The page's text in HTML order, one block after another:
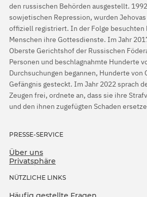
den russischen Behörden ausgestellt.
sowjetischen Repression, wurden Jehovas
offiziell registriert. In der Folge besuchten
Menschen ihre Gottesdienste. Im Jahr
Oberste Gerichtshof der Russischen
Personen und beschlagnahmte Hunderte
Durchsuchungen begannen, Hunderte von
Gefängnis gesteckt. Im Jahr 2022 sprach
Zeugen frei, ordnete an, dass sie ihre
und den ihnen zugefügten Schaden
PRESSE-SERVICE
Über uns
Privatsphäre
NÜTZLICHE LINKS